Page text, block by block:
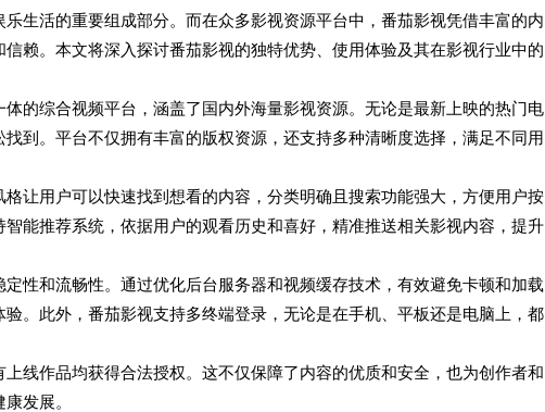
生活的重要组成部分。而在众多影视资源平台中，番茄影视凭借丰富的内
赖。本文将深入探讨番茄影视的独特优势、使用体验及其在影视行业中的
的综合视频平台，涵盖了国内外海量影视资源。无论是最新上映的热门电
到。平台不仅拥有丰富的版权资源，还支持多种清晰度选择，满足不同用
让用户可以快速找到想看的内容，分类明确且搜索功能强大，方便用户按
能推荐系统，依据用户的观看历史和喜好，精准推送相关影视内容，提升
性和流畅性。通过优化后台服务器和视频缓存技术，有效避免卡顿和加载
。此外，番茄影视支持多终端登录，无论是在手机、平板还是电脑上，都
线作品均获得合法授权。这不仅保障了内容的优质和安全，也为创作者和
发展。